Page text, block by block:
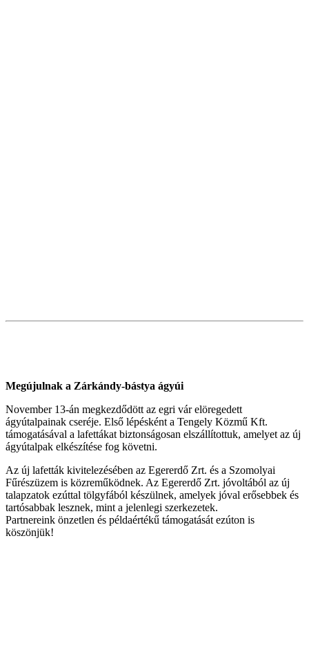
Megújulnak a Zárkándy-bástya ágyúi
November 13-án megkezdődött az egri vár elöregedett
ágyútalpainak cseréje. Első lépésként a Tengely Közmű Kft.
támogatásával a lafettákat biztonságosan elszállítottuk, amelyet az új
ágyútalpak elkészítése fog követni.
Az új lafetták kivitelezésében az Egererdő Zrt. és a Szomolyai
Fűrészüzem is közreműködnek. Az Egererdő Zrt. jóvoltából az új
talapzatok ezúttal tölgyfából készülnek, amelyek jóval erősebbek és
tartósabbak lesznek, mint a jelenlegi szerkezetek.
Partnereink önzetlen és példaértékű támogatását ezúton is
köszönjük!